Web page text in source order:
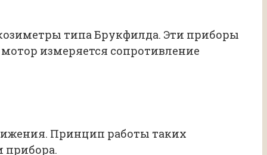
типа Брукфилда. Эти приборы
измеряется сопротивление
Принцип работы таких
прибора.